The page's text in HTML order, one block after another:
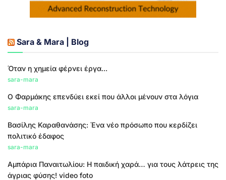
Sara & Mara | Blog
Όταν η χημεία φέρνει έργα...
sara-mara
Ο Φαρμάκης επενδύει εκεί που άλλοι μένουν στα λόγια
sara-mara
Βασίλης Καραθανάσης: Ένα νέο πρόσωπο που κερδίζει
πολιτικό έδαφος
sara-mara
Αμπάρια Παναιτωλίου: Η παιδική χαρά… για τους λάτρεις της
άγριας φύσης! video foto